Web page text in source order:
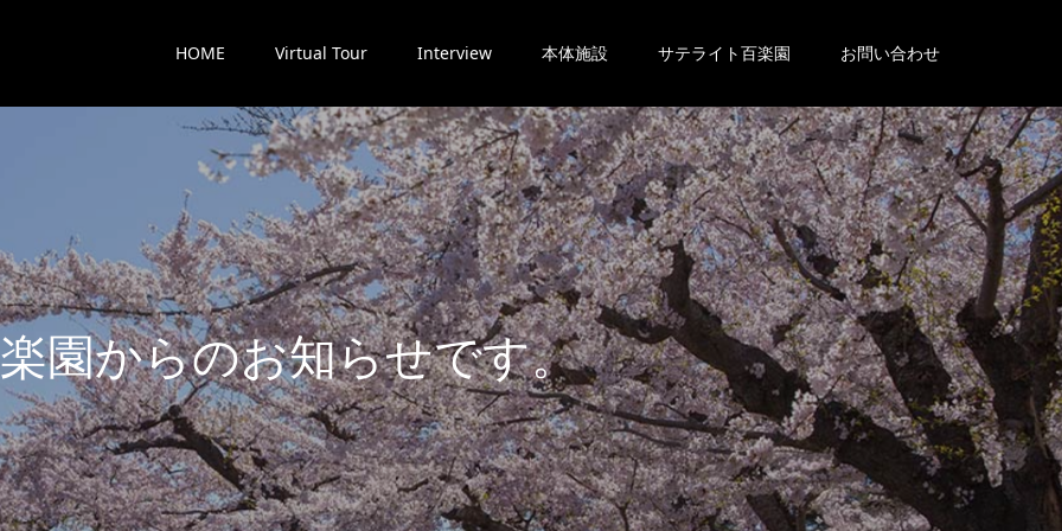
HOME Virtual Tour Interview 本体施設 サテライト百楽園 お問い合わせ
楽園からのお知らせです。
最